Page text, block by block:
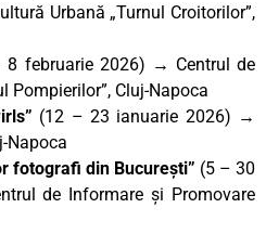
Urbană „Turnul Croitorilor”,
8 februarie 2026) → Centrul de
Pompierilor”, Cluj-Napoca
(12 – 23 ianuarie 2026) →
Napoca
fotografi din București” (5 – 30
de Informare și Promovare